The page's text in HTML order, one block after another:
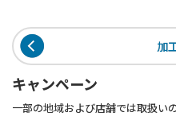
加
キャンペーン
一部の地域および店舗では取扱い